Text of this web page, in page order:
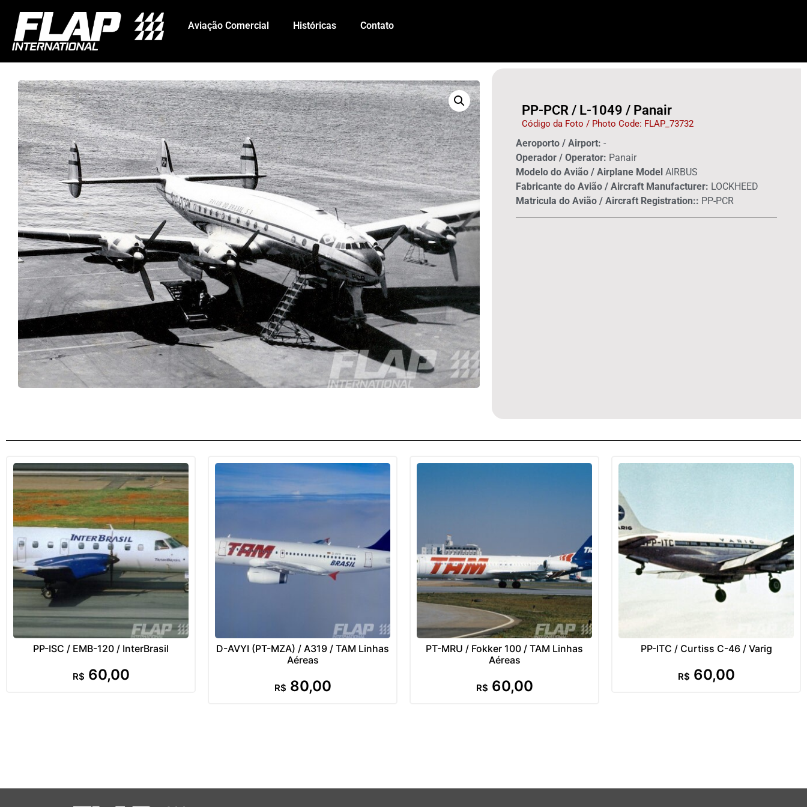
Aviação Comercial Históricas Contato
PP-PCR / L-1049 / Panair
Código da Foto / Photo Code: FLAP_73732
Aeroporto / Airport: -
Operador / Operator: Panair
Modelo do Avião / Airplane Model AIRBUS
Fabricante do Avião / Aircraft Manufacturer: LOCKHEED
Matricula do Avião / Aircraft Registration:: PP-PCR
PP-ISC / EMB-120 / InterBrasil
R$ 60,00
D-AVYI (PT-MZA) / A319 / TAM Linhas
Aéreas
R$ 80,00
PT-MRU / Fokker 100 / TAM Linhas
Aéreas
R$ 60,00
PP-ITC / Curtiss C-46 / Varig
R$ 60,00